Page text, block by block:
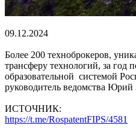
09.12.2024
Более 200 техноброкеров,
трансферу технологий, за год
образовательной системой
руководитель ведомства Юрий
ИСТОЧНИК:
https://t.me/RospatentFIPS/4581